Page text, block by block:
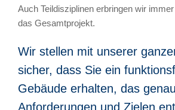
Auch Teildisziplinen erbringen wir
das Gesamtprojekt.
Wir stellen mit unserer
sicher, dass Sie ein
Gebäude erhalten, das
Anforderungen und Zielen